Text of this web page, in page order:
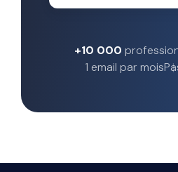
+10 000
1 email par mois